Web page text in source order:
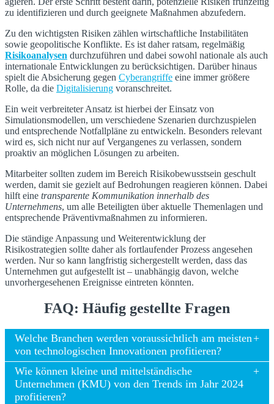
zu identifizieren und durch geeignete Maßnahmen abzufedern.
Zu den wichtigsten Risiken zählen wirtschaftliche Instabilitäten
sowie geopolitische Konflikte. Es ist daher ratsam, regelmäßig
Risikoanalysen durchzuführen und dabei sowohl nationale als auch
internationale Entwicklungen zu berücksichtigen. Darüber hinaus
spielt die Absicherung gegen Cyberangriffe eine immer größere
Rolle, da die Digitalisierung voranschreitet.
Ein weit verbreiteter Ansatz ist hierbei der Einsatz von
Simulationsmodellen, um verschiedene Szenarien durchzuspielen
und entsprechende Notfallpläne zu entwickeln. Besonders relevant
wird es, sich nicht nur auf Vergangenes zu verlassen, sondern
proaktiv an möglichen Lösungen zu arbeiten.
Mitarbeiter sollten zudem im Bereich Risikobewusstsein geschult
werden, damit sie gezielt auf Bedrohungen reagieren können. Dabei
hilft eine transparente Kommunikation innerhalb des
Unternehmens, um alle Beteiligten über aktuelle Themenlagen und
entsprechende Präventivmaßnahmen zu informieren.
Die ständige Anpassung und Weiterentwicklung der
Risikostrategien sollte daher als fortlaufender Prozess angesehen
werden. Nur so kann langfristig sichergestellt werden, dass das
Unternehmen gut aufgestellt ist – unabhängig davon, welche
unvorhergesehenen Ereignisse eintreten könnten.
FAQ: Häufig gestellte Fragen
Welche Branchen werden voraussichtlich am meisten
von technologischen Innovationen profitieren?
Wie können kleine und mittelständische
Unternehmen (KMU) von den Trends im Jahr 2024
profitieren?